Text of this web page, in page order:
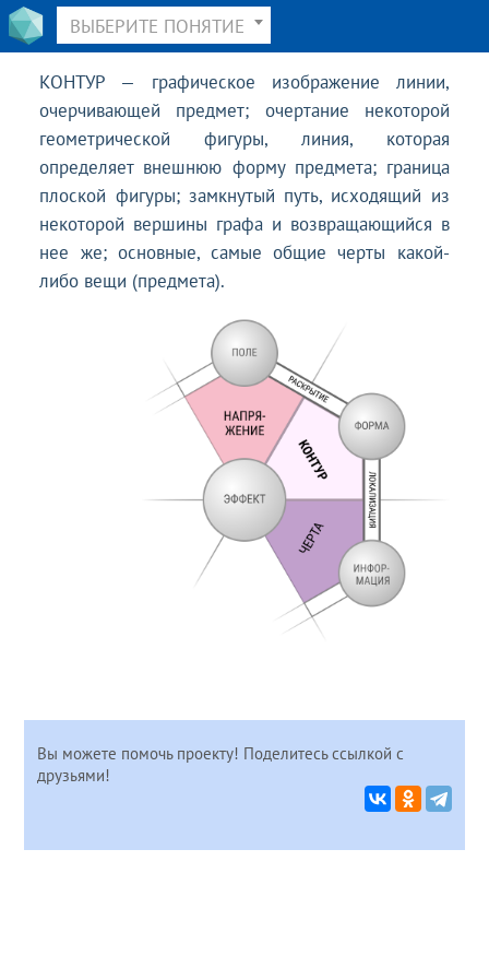
ВЫБЕРИТЕ ПОНЯТИЕ
КОНТУР — графическое изображение линии,
очерчивающей предмет; очертание некоторой
геометрической фигуры, линия, которая
определяет внешнюю форму предмета; граница
плоской фигуры; замкнутый путь, исходящий из
некоторой вершины графа и возвращающийся в
нее же; основные, самые общие черты какой-
либо вещи (предмета).
Вы можете помочь проекту! Поделитесь ссылкой с
друзьями!